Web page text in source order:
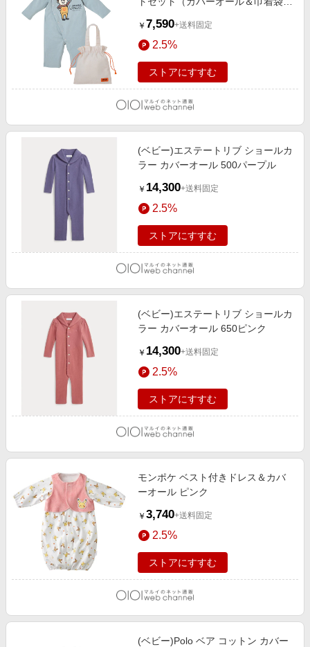
￥ 7,590+送料固定
2.5%
ストアにすすむ
(ベビー)エステートリブ ショールカ
ラー カバーオール 500パープル
￥ 14,300+送料固定
2.5%
ストアにすすむ
(ベビー)エステートリブ ショールカ
ラー カバーオール 650ピンク
￥ 14,300+送料固定
2.5%
ストアにすすむ
モンポケ ベスト付きドレス＆カバ
ーオール ピンク
￥ 3,740+送料固定
2.5%
ストアにすすむ
(ベビー)Polo ベア コットン カバー